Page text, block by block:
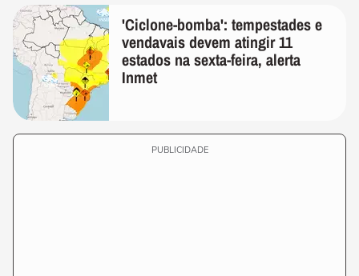
'Ciclone-bomba': tempestades e
vendavais devem atingir 11
estados na sexta-feira, alerta
Inmet
PUBLICIDADE